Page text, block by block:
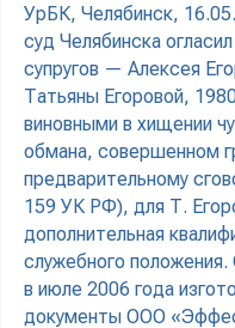
УрБК, Челябинск,
суд Челябинска
супругов — Алексея
Татьяны Егоровой,
виновными в хищении
обмана, совершенном
предварительному
159 УК РФ), для Т.
дополнительная
служебного
в июле 2006 года
документы ООО